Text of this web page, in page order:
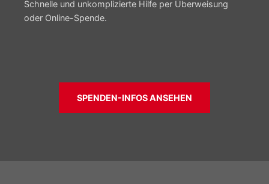
Schnelle und unkomplizierte Hilfe per Überweisung
oder Online-Spende.
SPENDEN-INFOS ANSEHEN